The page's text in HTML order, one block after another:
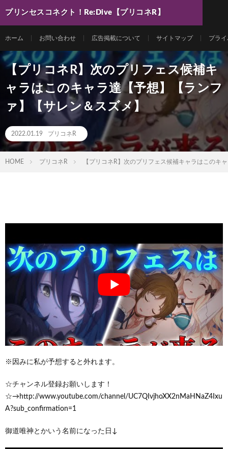
プリンセスコネクト！Re:Dive【プリコネR】
ホーム お問い合わせ 広告掲載について サイトマップ プラ
【プリコネR】次のプリフェス候補キ
ャラはこのキャラ達【予想】【ランフ
ァ】【サレン＆スズメ】
2022.01.19 プリコネR
HOME プリコネR 【プリコネR】次のプリフェス候補キャラはこのキ
※因みに私が予想すると外れます。
☆チャンネル登録お願いします！
☆→http://www.youtube.com/channel/UC7QIvjhoXX2nMaHNaZ4Ixu
A?sub_confirmation=1
御道唯神とかいう名前になった日↓